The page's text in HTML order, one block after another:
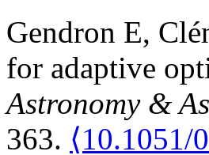
Gendron E,
for adaptive
Astronomy &
363. ⟨10.1051/